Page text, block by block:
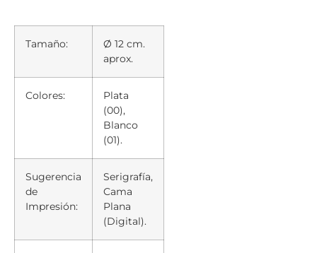
Tamaño:
Ø 12 cm.
aprox.
Colores:
Plata
(00),
Blanco
(01).
Sugerencia
de
Impresión:
Serigrafía,
Cama
Plana
(Digital).